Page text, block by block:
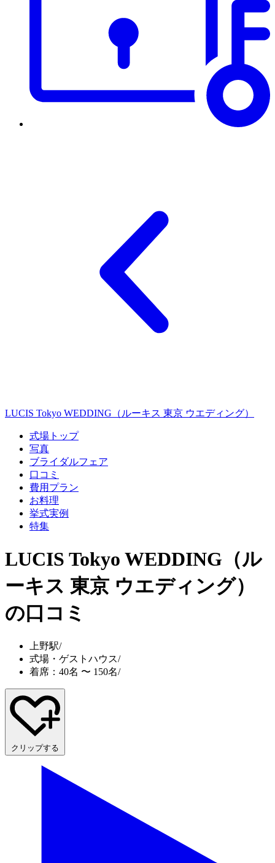
LUCIS Tokyo WEDDING（ルーキス 東京 ウエディング）
式場トップ
写真
ブライダルフェア
口コミ
費用プラン
お料理
挙式実例
特集
LUCIS Tokyo WEDDING（ル
ーキス 東京 ウエディング）
の口コミ
上野駅/
式場・ゲストハウス/
着席：40名 〜 150名/
クリップする